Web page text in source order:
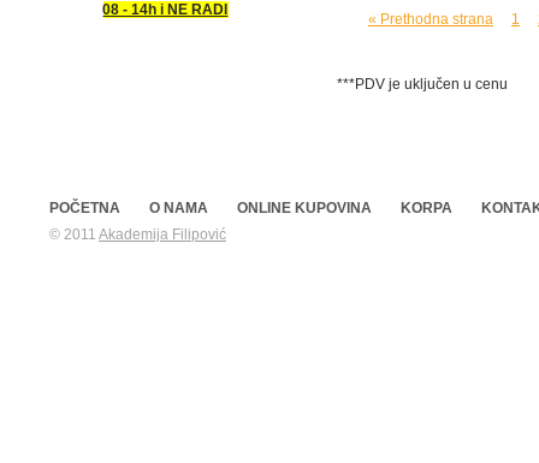
08 - 14h i NE RADI
« Prethodna strana 1
***PDV je uključen u cenu
POČETNA O NAMA ONLINE KUPOVINA KORPA
© 2011 Akademija Filipović